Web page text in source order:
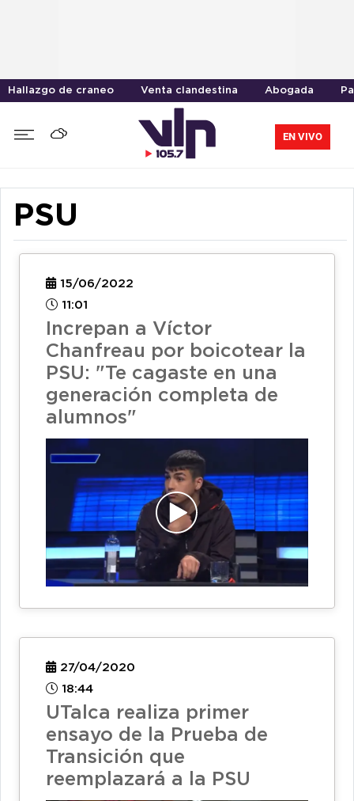
Hallazgo de craneo Venta clandestina Abogada
EN VIVO
PSU
15/06/2022
11:01
Increpan a Víctor
Chanfreau por boicotear la
PSU: "Te cagaste en una
generación completa de
alumnos"
27/04/2020
18:44
UTalca realiza primer
ensayo de la Prueba de
Transición que
reemplazará a la PSU